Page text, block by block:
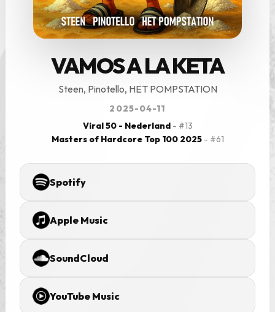
VAMOS A LA KETA
Steen, Pinotello, HET POMPSTATION
2025-04-11
Viral 50 - Nederland- #13
Masters of Hardcore Top 100 2025- #61
Spotify
Apple Music
SoundCloud
YouTube Music